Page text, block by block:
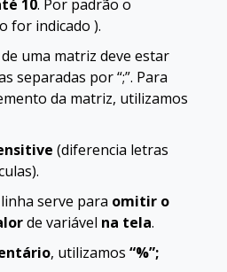
10. Por padrão o
for indicado ).
uma matriz deve estar
separadas por “;”. Para
da matriz, utilizamos
(diferencia letras
serve para omitir o
de variável na tela.
, utilizamos “%”;